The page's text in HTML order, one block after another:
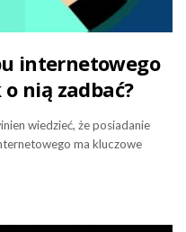
internetowego
nią zadbać?
wiedzieć, że posiadanie
ma kluczowe